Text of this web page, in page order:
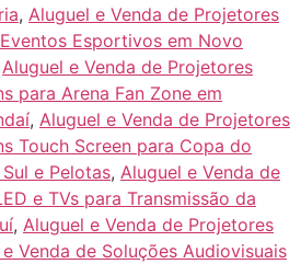
, Aluguel e Venda de Projetores
Esportivos em Novo
Aluguel e Venda de Projetores
para Arena Fan Zone em
, Aluguel e Venda de Projetores
Touch Screen para Copa do
e Pelotas, Aluguel e Venda de
e TVs para Transmissão da
, Aluguel e Venda de Projetores
Venda de Soluções Audiovisuais